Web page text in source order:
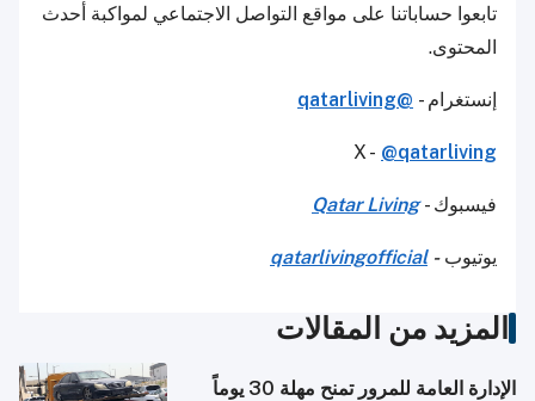
تابعوا حساباتنا على مواقع التواصل الاجتماعي لمواكبة أحدث
المحتوى.
إنستغرام - @qatarliving
X - @qatarliving
فيسبوك -Qatar Living
يوتيوب-
qatarlivingofficial
المزيد من المقالات
الإدارة العامة للمرور تمنح مهلة 30 يوماً